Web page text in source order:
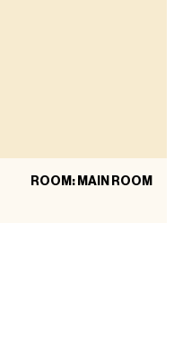
ROOM: MAIN ROOM